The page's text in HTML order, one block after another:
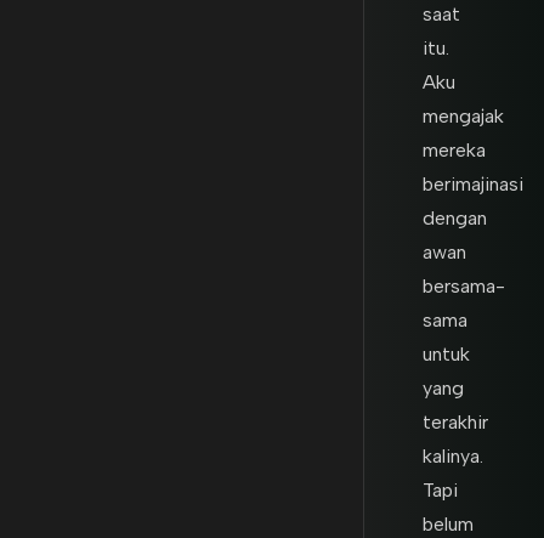
saat
itu.
Aku
mengajak
mereka
berimajinasi
dengan
awan
bersama-
sama
untuk
yang
terakhir
kalinya.
Tapi
belum